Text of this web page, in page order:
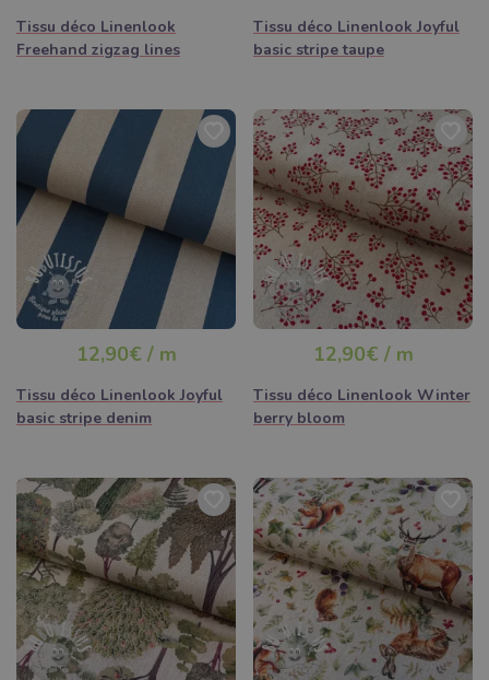
Tissu déco Linenlook
Freehand zigzag lines
Tissu déco Linenlook Joyful
basic stripe taupe
12,90€ / m
Tissu déco Linenlook Joyful
basic stripe denim
12,90€ / m
Tissu déco Linenlook Winter
berry bloom